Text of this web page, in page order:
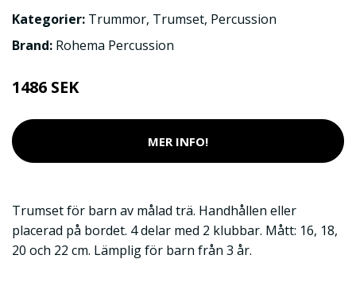
Kategorier: Trummor, Trumset, Percussion
Brand: Rohema Percussion
1486 SEK
MER INFO!
Trumset för barn av målad trä. Handhållen eller
placerad på bordet. 4 delar med 2 klubbar. Mått: 16, 18,
20 och 22 cm. Lämplig för barn från 3 år.